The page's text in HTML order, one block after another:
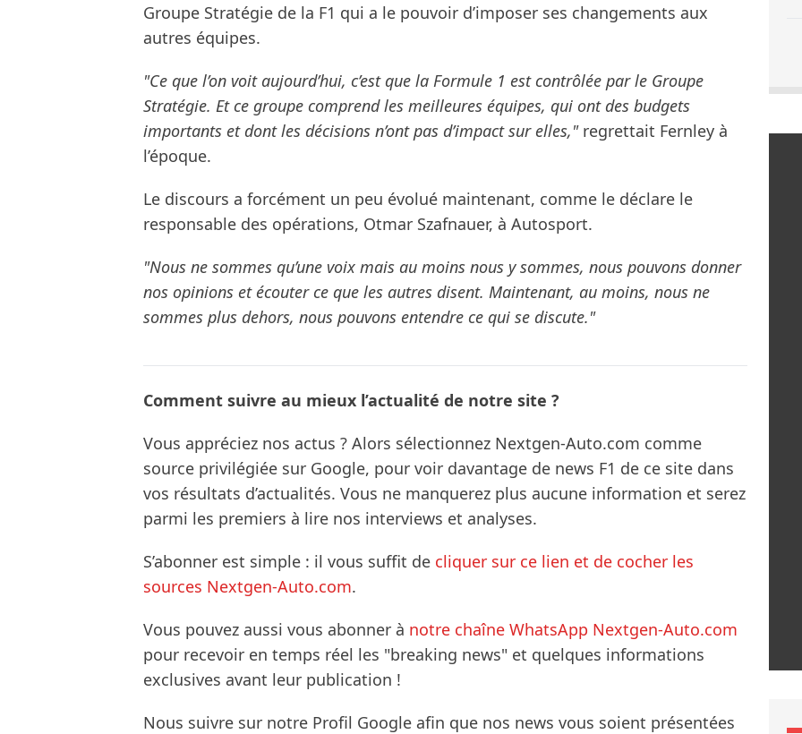
Groupe Stratégie de la F1 qui a le pouvoir d’imposer ses changements aux
autres équipes.
"Ce que l’on voit aujourd’hui, c’est que la Formule 1 est contrôlée par le Groupe
Stratégie. Et ce groupe comprend les meilleures équipes, qui ont des budgets
importants et dont les décisions n’ont pas d’impact sur elles,"regrettait Fernley à
l’époque.
Le discours a forcément un peu évolué maintenant, comme le déclare le
responsable des opérations, Otmar Szafnauer, à Autosport.
"Nous ne sommes qu’une voix mais au moins nous y sommes, nous pouvons donner
nos opinions et écouter ce que les autres disent. Maintenant, au moins, nous ne
sommes plus dehors, nous pouvons entendre ce qui se discute."
Comment suivre au mieux l’actualité de notre site ?
Vous appréciez nos actus ? Alors sélectionnez Nextgen-Auto.com comme
source privilégiée sur Google, pour voir davantage de news F1 de ce site dans
vos résultats d’actualités. Vous ne manquerez plus aucune information et serez
parmi les premiers à lire nos interviews et analyses.
S’abonner est simple : il vous suffit de cliquer sur ce lien et de cocher les
sources Nextgen-Auto.com.
Vous pouvez aussi vous abonner à notre chaîne WhatsApp Nextgen-Auto.com
pour recevoir en temps réel les "breaking news" et quelques informations
exclusives avant leur publication !
Nous suivre sur notre Profil Google afin que nos news vous soient présentées